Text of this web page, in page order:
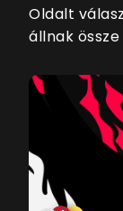
Oldalt
állnak